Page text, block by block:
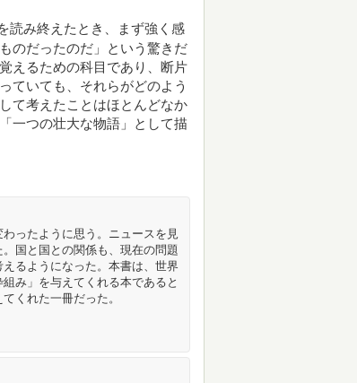
読み終えたとき、まず強く感
のだったのだ」という驚きだ
えるための科目であり、断片
ていても、それらがどのよう
て考えたことはほとんどなか
一つの壮大な物語」として描
ったように思う。ニュースを見
国と国との関係も、現在の問題
るようになった。本書は、世界
み」を与えてくれる本であると
くれた一冊だった。